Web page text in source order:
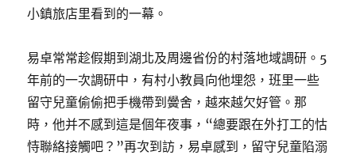
小鎮旅店里看到的一幕。
易卓常常趁假期到湖北及周邊省份的村落地域調研。5
年前的一次調研中，有村小教員向他埋怨，班里一些
留守兒童偷偷把手機帶到黌舍，越來越欠好管。那
時，他并不感到這是個年夜事，“總要跟在外打工的怙
恃聯絡接觸吧？”再次到訪，易卓感到，留守兒童陷溺